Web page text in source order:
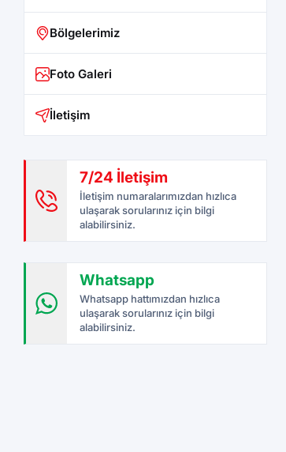
Bölgelerimiz
Foto Galeri
İletişim
7/24 İletişim
İletişim numaralarımızdan hızlıca
ulaşarak sorularınız için bilgi
alabilirsiniz.
Whatsapp
Whatsapp hattımızdan hızlıca
ulaşarak sorularınız için bilgi
alabilirsiniz.